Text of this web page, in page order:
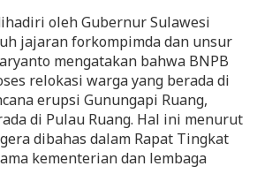
oleh Gubernur Sulawesi
jajaran forkompimda dan unsur
mengatakan bahwa BNPB
relokasi warga yang berada di
erupsi Gunungapi Ruang,
di Pulau Ruang. Hal ini menurut
dibahas dalam Rapat Tingkat
kementerian dan lembaga